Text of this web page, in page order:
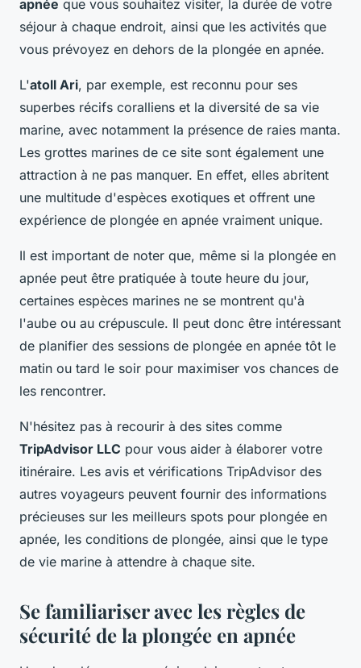
apnée que vous souhaitez visiter, la durée de votre
séjour à chaque endroit, ainsi que les activités que
vous prévoyez en dehors de la plongée en apnée.
L'atoll Ari, par exemple, est reconnu pour ses
superbes récifs coralliens et la diversité de sa vie
marine, avec notamment la présence de raies manta.
Les grottes marines de ce site sont également une
attraction à ne pas manquer. En effet, elles abritent
une multitude d'espèces exotiques et offrent une
expérience de plongée en apnée vraiment unique.
Il est important de noter que, même si la plongée en
apnée peut être pratiquée à toute heure du jour,
certaines espèces marines ne se montrent qu'à
l'aube ou au crépuscule. Il peut donc être intéressant
de planifier des sessions de plongée en apnée tôt le
matin ou tard le soir pour maximiser vos chances de
les rencontrer.
N'hésitez pas à recourir à des sites comme
TripAdvisor LLC pour vous aider à élaborer votre
itinéraire. Les avis et vérifications TripAdvisor des
autres voyageurs peuvent fournir des informations
précieuses sur les meilleurs spots pour plongée en
apnée, les conditions de plongée, ainsi que le type
de vie marine à attendre à chaque site.
Se familiariser avec les règles de
sécurité de la plongée en apnée